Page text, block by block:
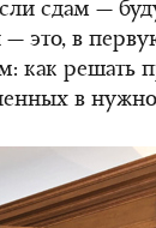
сдам —
это, в
как решать
в